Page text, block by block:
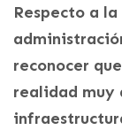
Respecto a
reconocer
realidad muy